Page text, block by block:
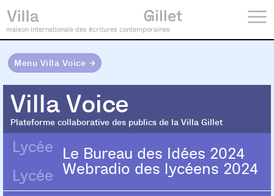
maison internationale des écritures contemporaines
Menu Villa Voice →
Villa Voice
Plateforme collaborative des publics de la Villa Gillet
Villa Voice
Lycée
Lycée
Le Bureau des Idées 2024
Webradio des lycéens 2024